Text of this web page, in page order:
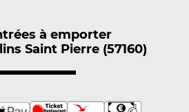
à emporter
Saint Pierre (57160)